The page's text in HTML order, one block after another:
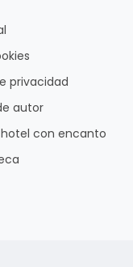
privacidad
autor
con encanto